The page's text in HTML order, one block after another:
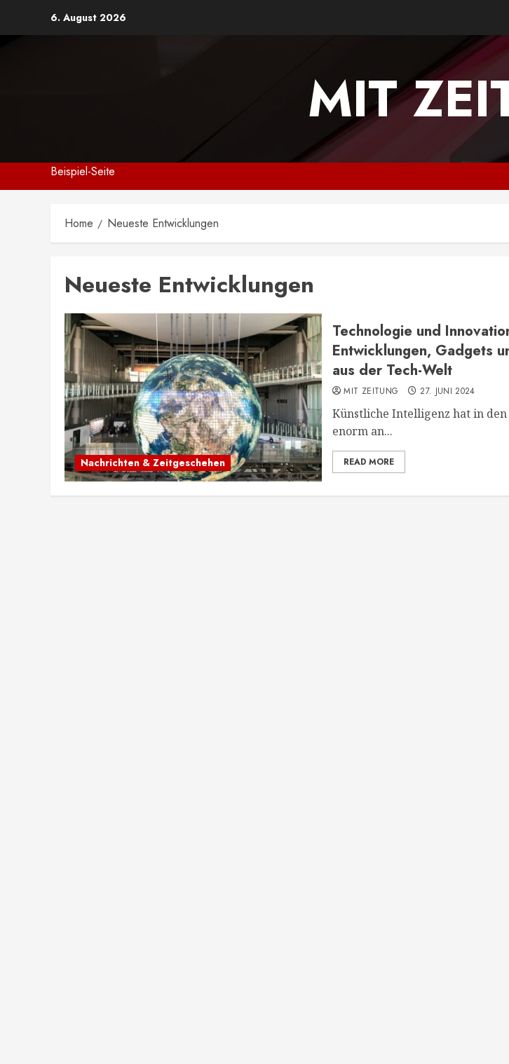
6. August 2026
MIT
Beispiel-Seite
Home Neueste Entwicklungen
Neueste Entwicklungen
Nachrichten & Zeitgeschehen
Technologie und
Entwicklungen, Gadgets
aus der Tech-Welt
MIT ZEITUNG 27. JUNI 2024
Künstliche Intelligenz hat in
enorm an...
READ MORE